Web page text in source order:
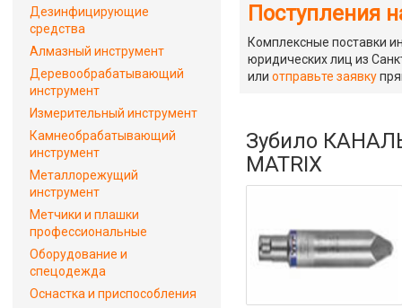
Поступления
Комплексные поставки
юридических лиц из
илиотправьте заявку
Зубило
MATRIX
Дезинфицирующие
средства
Алмазный инструмент
Деревообрабатывающий
инструмент
Измерительный инструмент
Камнеобрабатывающий
инструмент
Металлорежущий
инструмент
Метчики и плашки
профессиональные
Оборудование и
спецодежда
Оснастка и приспособления